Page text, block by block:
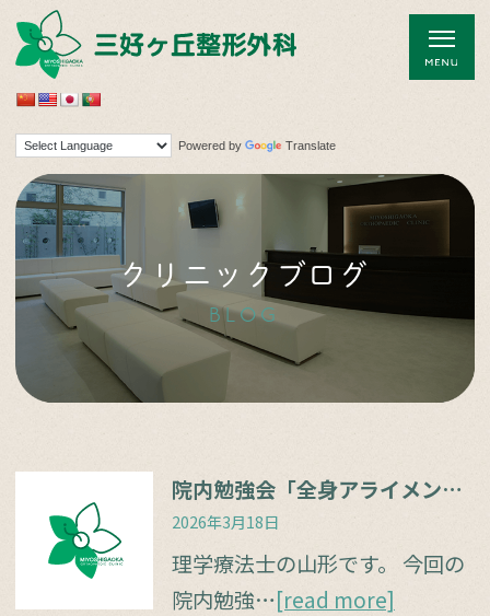
Powered by Translate
クリニックブログ
BLOG
院内勉強会「全身アライメントの計測」
2026年3月18日
理学療法士の山形です。 今回の
院内勉強…[read more]